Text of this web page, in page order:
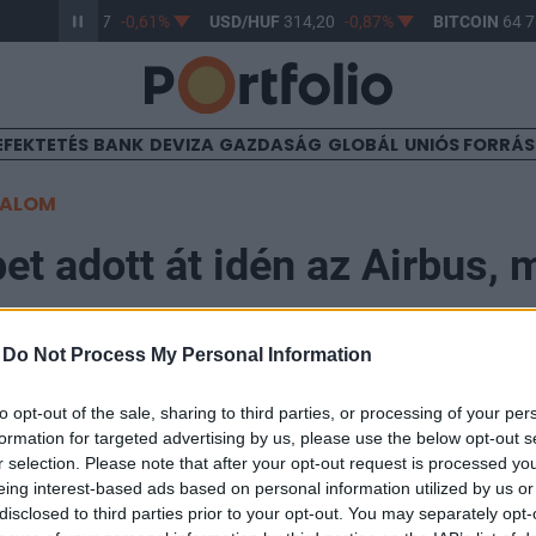
Do Not Process My Personal Information
opt-out of the sale, sharing to third parties, or processing of your
for targeted advertising by us, please use the below opt-out
selection. Please note that after your opt-out request is processed
interest-based ads based on personal information utilized by us
to third parties prior to your opt-out. You may separately
363,17 -0,61% USD/HUF314,20 -0,87% BITCOIN64
BANK DEVIZA GAZDASÁG GLOBÁL UNIÓS
adott át idén az Airbus,
33 repülőgépet szállított le, hattal többet, mint
A vállalat és ügyfelei feszülten figyelik a már